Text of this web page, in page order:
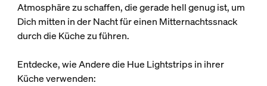
Atmosphäre zu schaffen, die gerade hell genug ist, um
Dich mitten in der Nacht für einen Mitternachtssnack
durch die Küche zu führen.
Entdecke, wie Andere die Hue Lightstrips in ihrer
Küche verwenden: